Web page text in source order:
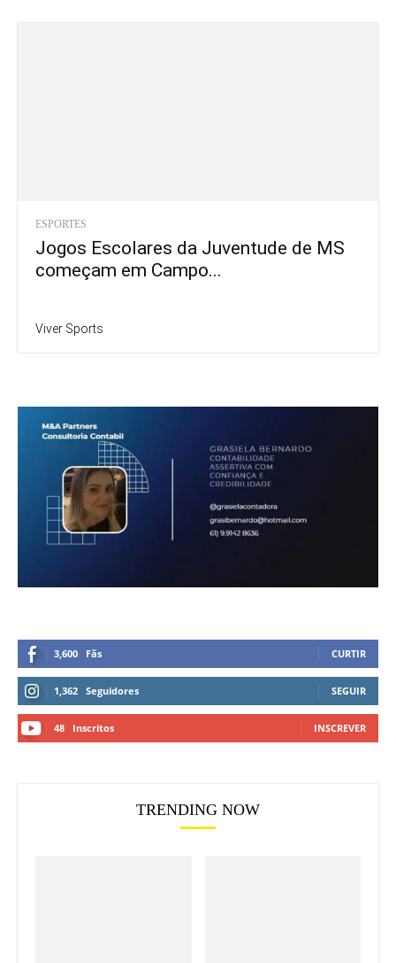
ESPORTES
Jogos Escolares da Juventude de MS
começam em Campo...
Viver Sports
3,600 Fãs CURTIR
1,362 Seguidores SEGUIR
48 Inscritos INSCREVER
TRENDING NOW